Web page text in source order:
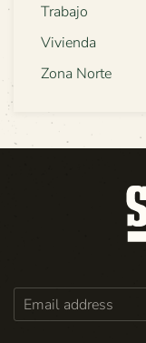
Trabajo
Vivienda
Zona Norte